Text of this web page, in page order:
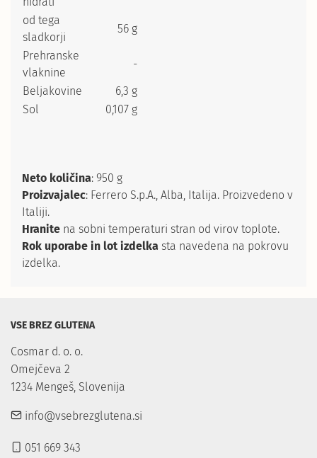
od tega
sladkorji
56 g
Prehranske
vlaknine
-
Beljakovine
6,3 g
Sol
0,107 g
Neto količina: 950 g
Proizvajalec: Ferrero S.p.A., Alba, Italija. Proizvedeno v
Italiji.
Hranite na sobni temperaturi stran od virov toplote.
Rok uporabe in lot izdelka sta navedena na pokrovu
izdelka.
VSE BREZ GLUTENA
Cosmar d. o. o.
Omejčeva 2
1234 Mengeš, Slovenija
info@vsebrezglutena.si
051 669 343